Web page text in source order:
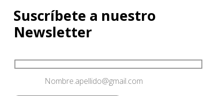
Suscríbete a nuestro
Newsletter